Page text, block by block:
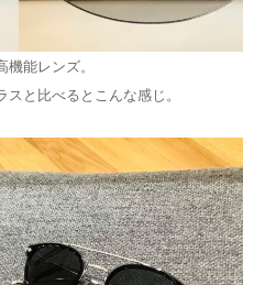
能レンズ。
と比べるとこんな感じ。